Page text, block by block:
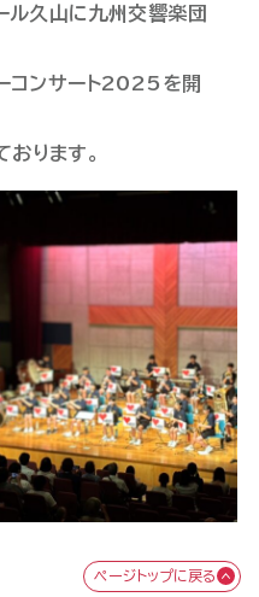
久山に九州交響楽団
コンサート2025を開
ります。
ページトップに戻る